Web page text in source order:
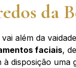
da
além da
faciais,
disposição